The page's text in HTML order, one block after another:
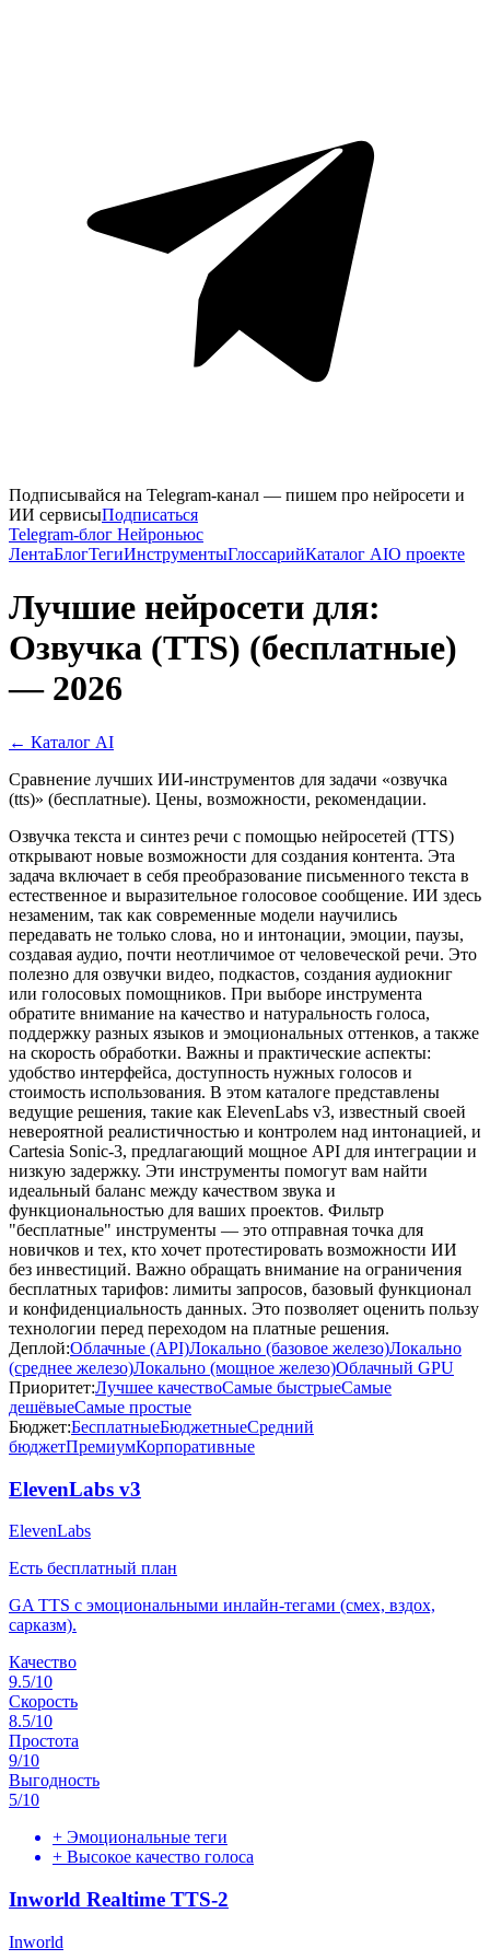
Подписывайся на Telegram-канал — пишем про нейросети и
ИИ сервисыПодписаться
Telegram-блог Нейроньюс
ЛентаБлогТегиИнструментыГлоссарийКаталог AIО проекте
Лучшие нейросети для:
Озвучка (TTS) (бесплатные)
— 2026
← Каталог AI
Сравнение лучших ИИ-инструментов для задачи «озвучка
(tts)» (бесплатные). Цены, возможности, рекомендации.
Озвучка текста и синтез речи с помощью нейросетей (TTS)
открывают новые возможности для создания контента. Эта
задача включает в себя преобразование письменного текста в
естественное и выразительное голосовое сообщение. ИИ здесь
незаменим, так как современные модели научились
передавать не только слова, но и интонации, эмоции, паузы,
создавая аудио, почти неотличимое от человеческой речи. Это
полезно для озвучки видео, подкастов, создания аудиокниг
или голосовых помощников. При выборе инструмента
обратите внимание на качество и натуральность голоса,
поддержку разных языков и эмоциональных оттенков, а также
на скорость обработки. Важны и практические аспекты:
удобство интерфейса, доступность нужных голосов и
стоимость использования. В этом каталоге представлены
ведущие решения, такие как ElevenLabs v3, известный своей
невероятной реалистичностью и контролем над интонацией, и
Cartesia Sonic-3, предлагающий мощное API для интеграции и
низкую задержку. Эти инструменты помогут вам найти
идеальный баланс между качеством звука и
функциональностью для ваших проектов. Фильтр
"бесплатные" инструменты — это отправная точка для
новичков и тех, кто хочет протестировать возможности ИИ
без инвестиций. Важно обращать внимание на ограничения
бесплатных тарифов: лимиты запросов, базовый функционал
и конфиденциальность данных. Это позволяет оценить пользу
технологии перед переходом на платные решения.
Деплой:Облачные (API)Локально (базовое железо)Локально
(среднее железо)Локально (мощное железо)Облачный GPU
Приоритет:Лучшее качествоСамые быстрыеСамые
дешёвыеСамые простые
Бюджет:БесплатныеБюджетныеСредний
бюджетПремиумКорпоративные
ElevenLabs v3
ElevenLabs
Есть бесплатный план
GA TTS с эмоциональными инлайн-тегами (смех, вздох,
сарказм).
Качество
9.5/10
Скорость
8.5/10
Простота
9/10
Выгодность
5/10
+ Эмоциональные теги
+ Высокое качество голоса
Inworld Realtime TTS-2
Inworld